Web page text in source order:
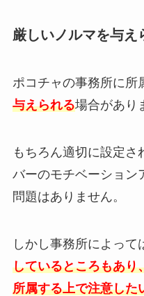
厳しいノルマを与え
ポコチャの事務所に所
与えられる場合があり
もちろん適切に設定さ
バーのモチベーション
問題はありません。
しかし事務所によって
しているところもあり
所属する上で注意した